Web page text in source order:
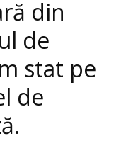
din
de
stat pe
de